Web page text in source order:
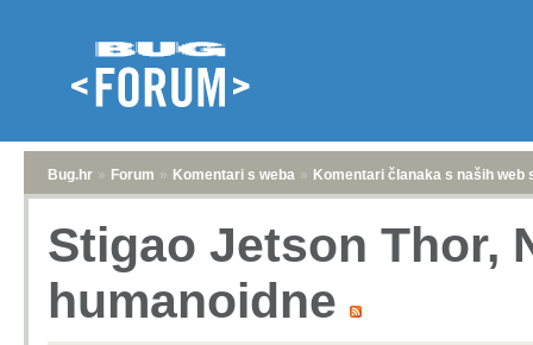
Bug.hr » Forum » Komentari s weba » Komentari članaka s naših web
Stigao Jetson Thor,
humanoidne